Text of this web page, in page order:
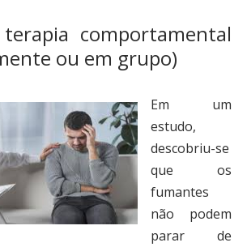
comportamental
ou em grupo)
Em um
estudo,
descobriu-se
que os
fumantes
não podem
parar de